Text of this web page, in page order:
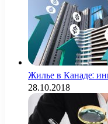
Жилье в Канаде:
28.10.2018